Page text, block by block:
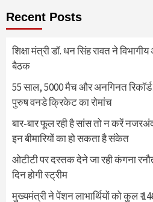
Recent Posts
शिक्षा मंत्री डॉ. धन सिंह रावत ने
बैठक
55 साल, 5000 मैच और अनगिनत
पुरुष वनडे क्रिकेट का रोमांच
बार-बार फूल रही है सांस तो न करें
इन बीमारियों का हो सकता है संकेत
ओटीटी पर दस्तक देने जा रही कंगना रनौत
दिन होगी स्ट्रीम
मुख्यमंत्री ने पेंशन लाभार्थियों को कुल ₹